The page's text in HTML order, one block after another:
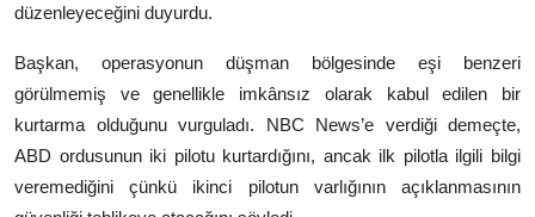
düzenleyeceğini duyurdu.
Başkan, operasyonun düşman bölgesinde eşi benzeri
görülmemiş ve genellikle imkânsız olarak kabul edilen bir
kurtarma olduğunu vurguladı. NBC News’e verdiği demeçte,
ABD ordusunun iki pilotu kurtardığını, ancak ilk pilotla ilgili bilgi
veremediğini çünkü ikinci pilotun varlığının açıklanmasının